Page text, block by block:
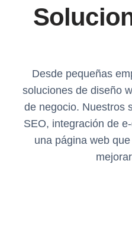
Desde pequeñas
soluciones de diseño
de negocio. Nuestros
SEO, integración de
una página web